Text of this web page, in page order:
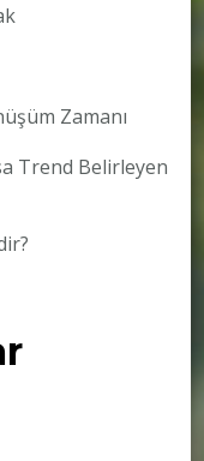
Zamanı
Trend Belirleyen